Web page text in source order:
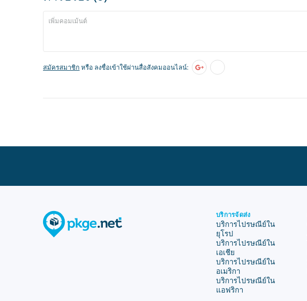
สมัครสมาชิก หรือ ลงชื่อเข้าใช้ผ่านสื่อสังคมออนไลน์:
บริการจัดส่ง
บริการไปรษณีย์ใน
ยุโรป
บริการไปรษณีย์ใน
เอเชีย
บริการไปรษณีย์ใน
อเมริกา
บริการไปรษณีย์ใน
แอฟริกา